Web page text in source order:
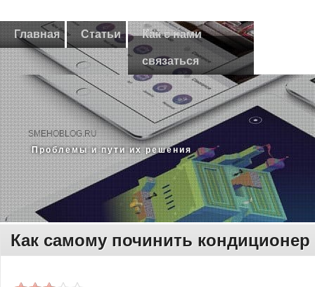
Главная Статьи Как с нами
связаться
SMEHOBLOG.RU
Прοблемы и пути их решения
Как самому починить кондиционер